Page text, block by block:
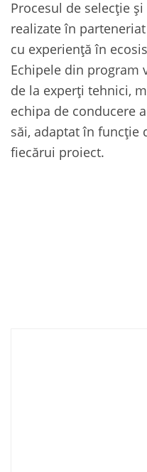
Procesul de selecție
realizate în
cu experiență în
Echipele din program
de la experți tehnici,
echipa de conducere
săi, adaptat în funcție
fiecărui proiect.